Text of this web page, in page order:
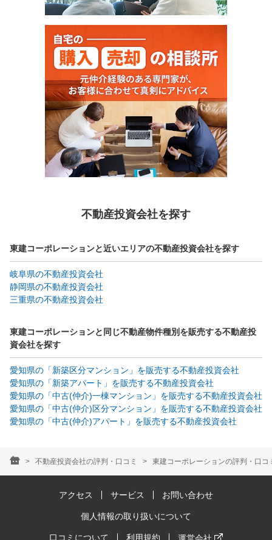
不動産投資会社を探す
東建コーポレーションと近いエリアの不動産投資会社を探す
岐阜県の不動産投資会社
静岡県の不動産投資会社
三重県の不動産投資会社
東建コーポレーションと同じ不動産物件種別を販売する不動産投
資会社を探す
愛知県の「新築区分マンション」を販売する不動産投資会社
愛知県の「新築アパート」を販売する不動産投資会社
愛知県の「中古(仲介)一棟マンション」を販売する不動産投資会社
愛知県の「中古(仲介)区分マンション」を販売する不動産投資会社
愛知県の「中古(仲介)アパート」を販売する不動産投資会社
不動産投資会社の評判・口コミ 東建コーポレーションの評判・口コ
アクセス サービス お問い合わせ
個人情報の取り扱いについて
口コミについて 利用規約